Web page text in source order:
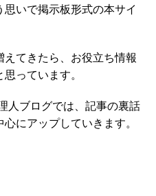
いで掲示板形式の本サイ
てきたら、お役立ち情報
っています。
人ブログでは、記事の裏話
にアップしていきます。